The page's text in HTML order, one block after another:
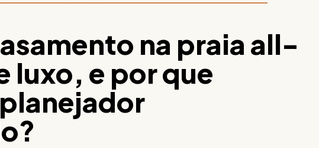
na praia all-
luxo, e por que